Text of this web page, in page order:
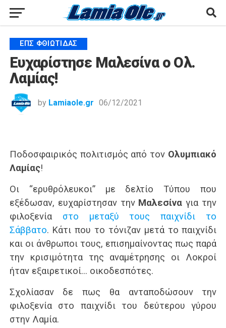
ΕΠΣ ΦΘΙΏΤΙΔΑΣ
Ευχαρίστησε Μαλεσίνα ο Ολ.
Λαμίας!
by Lamiaole.gr 06/12/2021
Ποδοσφαιρικός πολιτισμός από τον Ολυμπιακό
Λαμίας!
Οι “ερυθρόλευκοι” με δελτίο Τύπου που
εξέδωσαν, ευχαρίστησαν την Μαλεσίνα για την
φιλοξενία στο μεταξύ τους παιχνίδι το
Σάββατο. Κάτι που το τόνιζαν μετά το παιχνίδι
και οι άνθρωποι τους, επισημαίνοντας πως παρά
την κρισιμότητα της αναμέτρησης οι Λοκροί
ήταν εξαιρετικοί… οικοδεσπότες.
Σχολίασαν δε πως θα ανταποδώσουν την
φιλοξενία στο παιχνίδι του δεύτερου γύρου
στην Λαμία.